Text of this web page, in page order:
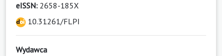
eISSN: 2658-185X
10.31261/FLPI
Wydawca